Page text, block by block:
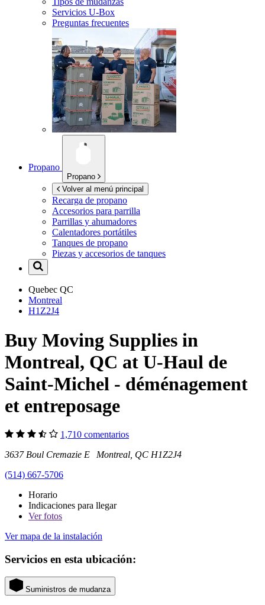
Servicios U-Box
Preguntas frecuentes
Propano
Propano
Volver al menú principal
Recarga de propano
Accesorios para parrilla
Parrillas y ahumadores
Calentadores portátiles
Tanques de propano
Piezas y accesorios de tanques
Quebec QC
Montreal
H1Z2J4
Buy Moving Supplies in
Montreal, QC at U-Haul de
Saint-Michel - déménagement
et entreposage
1,710 comentarios
3637 Boul Cremazie E Montreal, QC H1Z2J4
(514) 667-5706
Horario
Indicaciones para llegar
Verfotos
Ver mapa de la instalación
Servicios en esta ubicación:
Suministros de mudanza